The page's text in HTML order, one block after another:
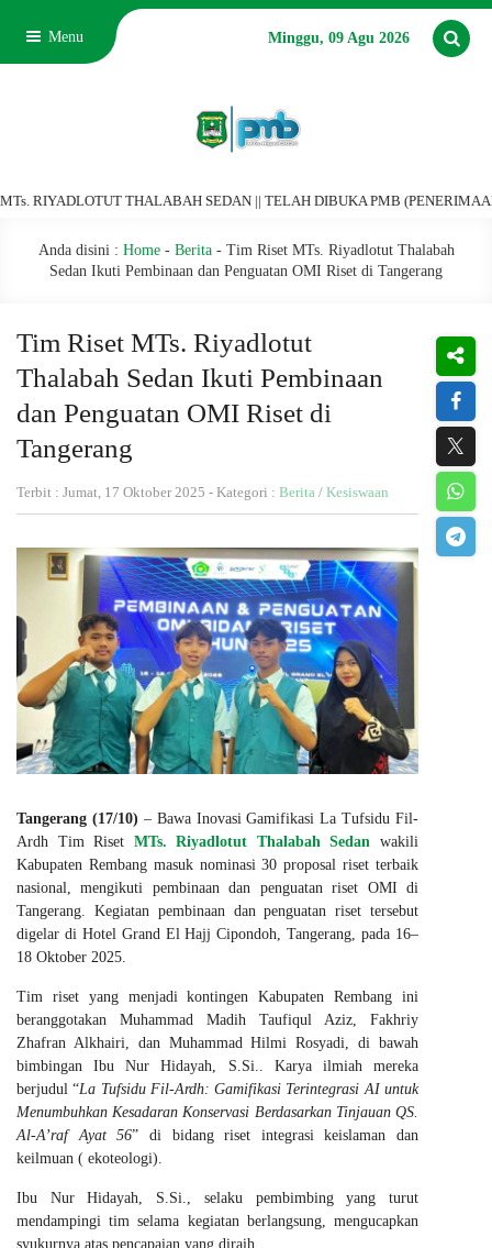
Menu Minggu, 09 Agu 2026
THALABAH SEDAN || TELAH DIBUKA PMB (PENERIMAAN
Anda disini : Home- Berita- Tim Riset MTs. Riyadlotut Thalabah
Sedan Ikuti Pembinaan dan Penguatan OMI Riset di Tangerang
Tim Riset MTs. Riyadlotut
Thalabah Sedan Ikuti Pembinaan
dan Penguatan OMI Riset di
Tangerang
Terbit : Jumat, 17 Oktober 2025 - Kategori : Berita / Kesiswaan
Tangerang (17/10) – Bawa Inovasi Gamifikasi La Tufsidu Fil-
Ardh Tim Riset MTs. Riyadlotut Thalabah Sedan wakili
Kabupaten Rembang masuk nominasi 30 proposal riset terbaik
nasional, mengikuti pembinaan dan penguatan riset OMI di
Tangerang. Kegiatan pembinaan dan penguatan riset tersebut
digelar di Hotel Grand El Hajj Cipondoh, Tangerang, pada 16–
18 Oktober 2025.
Tim riset yang menjadi kontingen Kabupaten Rembang ini
beranggotakan Muhammad Madih Taufiqul Aziz, Fakhriy
Zhafran Alkhairi, dan Muhammad Hilmi Rosyadi, di bawah
bimbingan Ibu Nur Hidayah, S.Si.. Karya ilmiah mereka
berjudul “La Tufsidu Fil-Ardh: Gamifikasi Terintegrasi AI untuk
Menumbuhkan Kesadaran Konservasi Berdasarkan Tinjauan QS.
Al-A’raf Ayat 56” di bidang riset integrasi keislaman dan
keilmuan ( ekoteologi).
Ibu Nur Hidayah, S.Si., selaku pembimbing yang turut
mendampingi tim selama kegiatan berlangsung, mengucapkan
syukurnya atas pencapaian yang diraih.